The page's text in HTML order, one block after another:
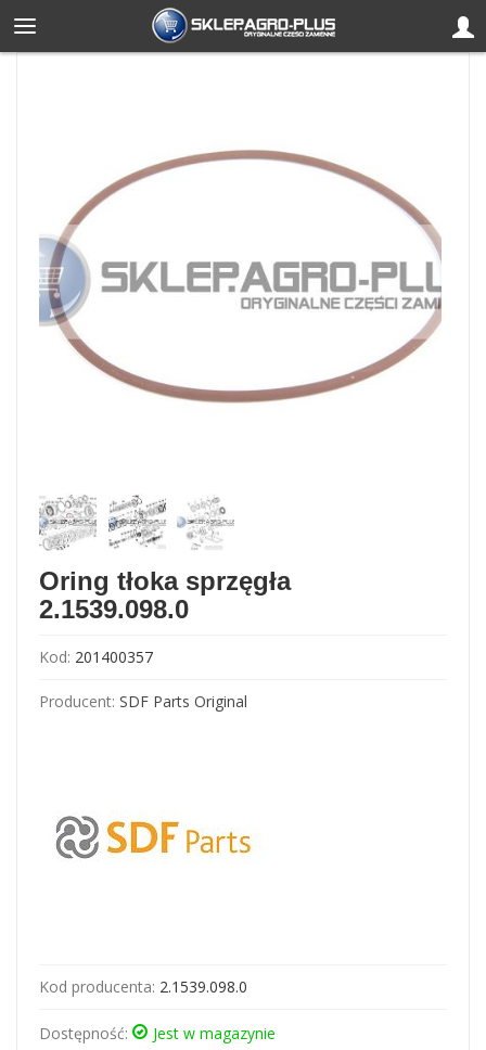
Oring tłoka sprzęgła
2.1539.098.0
Kod: 201400357
Producent: SDF Parts Original
Kod producenta: 2.1539.098.0
Dostępność: Jest w magazynie